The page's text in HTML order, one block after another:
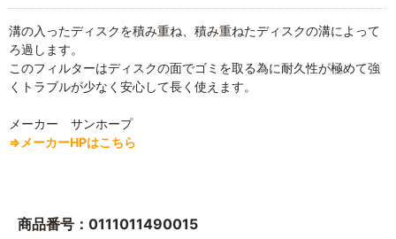
溝の入ったディスクを積み重ね、積み重ねたディスクの溝によって
ろ過します。
このフィルターはディスクの面でゴミを取る為に耐久性が極めて強
くトラブルが少なく安心して長く使えます。
メーカー サンホープ
⇒メーカーHPはこちら
商品番号：0111011490015